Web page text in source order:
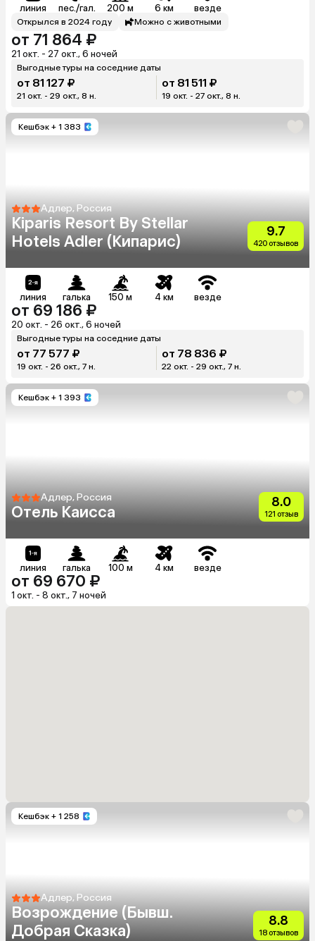
линия пес./гал. 200 м 6 км везде
Открылся в 2024 году Можно с животными
от 71 864 ₽
21 окт. - 27 окт., 6 ночей
Выгодные туры на соседние даты
от 81 127 ₽
21 окт. - 29 окт., 8 н.
от 81 511 ₽
19 окт. - 27 окт., 8 н.
Кешбэк + 1 383
Адлер, Россия
Kiparis Resort By Stellar
Hotels Adler (Кипарис)
9.7
420 отзывов
линия галька 150 м 4 км везде
от 69 186 ₽
20 окт. - 26 окт., 6 ночей
Выгодные туры на соседние даты
от 77 577 ₽
19 окт. - 26 окт., 7 н.
от 78 836 ₽
22 окт. - 29 окт., 7 н.
Кешбэк + 1 393
Адлер, Россия
Отель Каисса
8.0
121 отзыв
линия галька 100 м 4 км везде
от 69 670 ₽
1 окт. - 8 окт., 7 ночей
Кешбэк + 1 258
Адлер, Россия
Возрождение (Бывш.
Добрая Сказка)
8.8
18 отзывов